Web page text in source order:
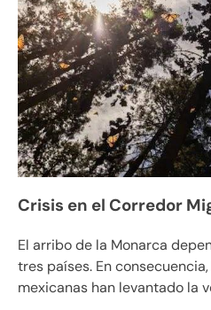
Crisis en el Corredor
El arribo de la Monarca
tres países. En
mexicanas han levantado la